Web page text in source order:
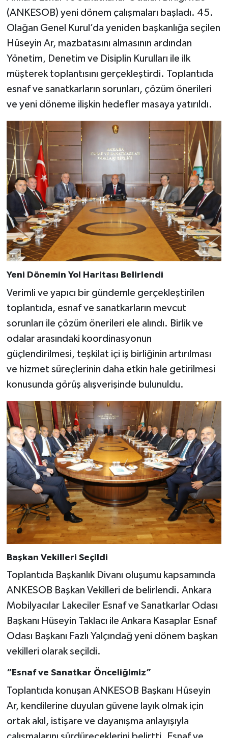
(ANKESOB) yeni dönem çalışmaları başladı. 45.
Olağan Genel Kurul’da yeniden başkanlığa seçilen
Hüseyin Ar, mazbatasını almasının ardından
Yönetim, Denetim ve Disiplin Kurulları ile ilk
müşterek toplantısını gerçekleştirdi. Toplantıda
esnaf ve sanatkarların sorunları, çözüm önerileri
ve yeni döneme ilişkin hedefler masaya yatırıldı.
Yeni Dönemin Yol Haritası Belirlendi
Verimli ve yapıcı bir gündemle gerçekleştirilen
toplantıda, esnaf ve sanatkarların mevcut
sorunları ile çözüm önerileri ele alındı. Birlik ve
odalar arasındaki koordinasyonun
güçlendirilmesi, teşkilat içi iş birliğinin artırılması
ve hizmet süreçlerinin daha etkin hale getirilmesi
konusunda görüş alışverişinde bulunuldu.
Başkan Vekilleri Seçildi
Toplantıda Başkanlık Divanı oluşumu kapsamında
ANKESOB Başkan Vekilleri de belirlendi. Ankara
Mobilyacılar Lakeciler Esnaf ve Sanatkarlar Odası
Başkanı Hüseyin Taklacı ile Ankara Kasaplar Esnaf
Odası Başkanı Fazlı Yalçındağ yeni dönem başkan
vekilleri olarak seçildi.
“Esnaf ve Sanatkar Önceliğimiz”
Toplantıda konuşan ANKESOB Başkanı Hüseyin
Ar, kendilerine duyulan güvene layık olmak için
ortak akıl, istişare ve dayanışma anlayışıyla